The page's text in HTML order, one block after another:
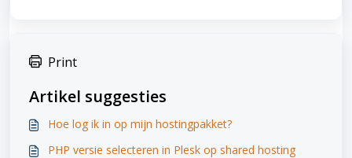
Print
Artikel suggesties
Hoe log ik in op mijn hostingpakket?
PHP versie selecteren in Plesk op shared hosting